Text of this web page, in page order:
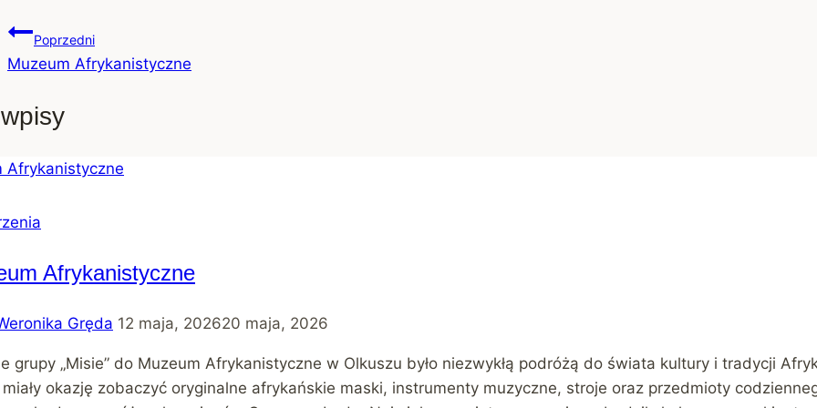
Poprzedni
Muzeum Afrykanistyczne
Afrykanistyczne
Gręda 12 maja, 202620 maja, 2026
grupy „Misie” do Muzeum Afrykanistyczne w Olkuszu było niezwykłą podróżą do świata kultury i tradycji
okazję zobaczyć oryginalne afrykańskie maski, instrumenty muzyczne, stroje oraz przedmioty